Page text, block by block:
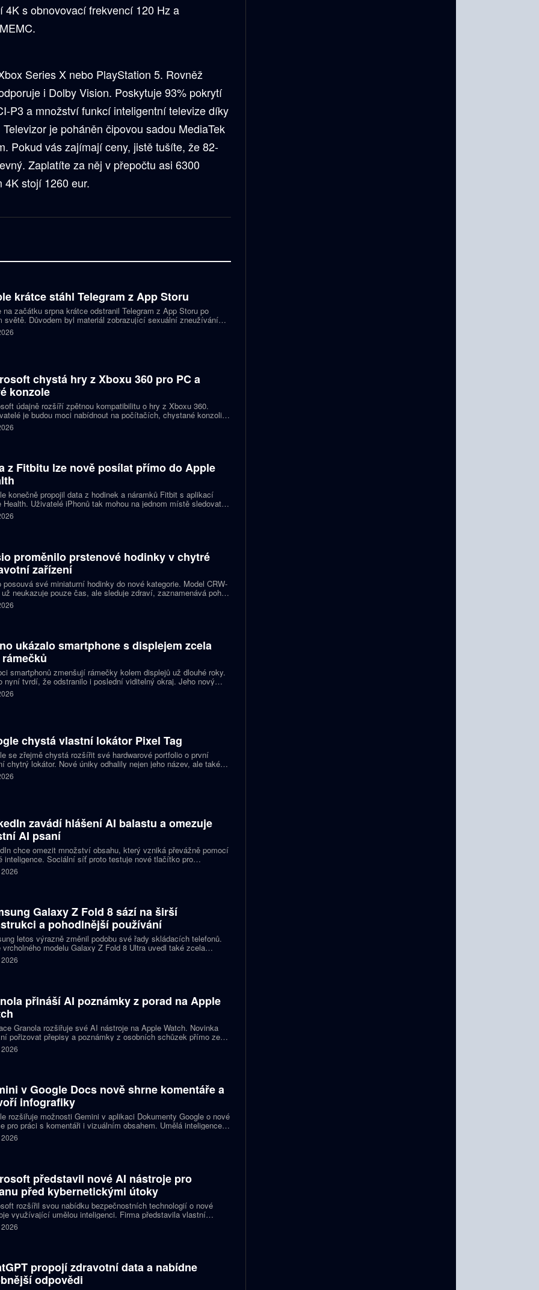
s obnovovací frekvencí 120 Hz a
Series X nebo PlayStation 5. Rovněž
i Dolby Vision. Poskytuje 93% pokrytí
P3 a množství funkcí inteligentní televize díky
je poháněn čipovou sadou MediaTek
Pokud vás zajímají ceny, jistě tušíte, že 82-
Zaplatíte za něj v přepočtu asi 6300
4K stojí 1260 eur.
krátce stáhl Telegram z App Storu
na začátku srpna krátce odstranil Telegram z App Storu po
světě. Důvodem byl materiál zobrazující sexuální zneužívání
podle firmy sdílel jeden uživatel. Telegram účet rychle
a aplikace se ještě během stejného dne do obchodu vrátila.
chystá hry z Xboxu 360 pro PC a
konzole
údajně rozšíří zpětnou kompatibilitu o hry z Xboxu 360.
je budou moci nabídnout na počítačích, chystané konzoli
Helix i přenosných zařízeních. První tituly by mohly dorazit
let 2027 a 2028.
z Fitbitu lze nově posílat přímo do Apple
konečně propojil data z hodinek a náramků Fitbit s aplikací
Health. Uživatelé iPhonů tak mohou na jednom místě sledovat
cvičení, spánek i zdravotní údaje. Novinka odstraňuje omezení,
bylo dosud nutné využívat pomocné aplikace nebo jiné
proměnilo prstenové hodinky v chytré
zařízení
posouvá své miniaturní hodinky do nové kategorie. Model CRW-
už neukazuje pouze čas, ale sleduje zdraví, zaznamenává pohyb
na dění v telefonu. Celokovový prsten tak spojuje digitální
šperk a chytré zařízení, které může uživatel nosit po celý den.
ukázalo smartphone s displejem zcela
rámečků
smartphonů zmenšují rámečky kolem displejů už dlouhé roky.
nyní tvrdí, že odstranilo i poslední viditelný okraj. Jeho nový
nabízí obrazovku s rámečkem širokým přesně nula milimetrů.
chystá vlastní lokátor Pixel Tag
se zřejmě chystá rozšířit své hardwarové portfolio o první
chytrý lokátor. Nové úniky odhalily nejen jeho název, ale také
zařízení a několik technických detailů. Pixel Tag má
v síti Find My Device a pomáhat s hledáním ztracených věcí
zavádí hlášení AI balastu a omezuje
AI psaní
chce omezit množství obsahu, který vzniká převážně pomocí
inteligence. Sociální síť proto testuje nové tlačítko pro
příspěvků, jež působí jako takzvaný AI balast. Zároveň
nástroje pro psaní textů a slibuje, že uživatelům nabídne
Galaxy Z Fold 8 sází na širší
a pohodlnější používání
letos výrazně změnil podobu své řady skládacích telefonů.
vrcholného modelu Galaxy Z Fold 8 Ultra uvedl také zcela
Galaxy Z Fold 8. Ten přichází s širší konstrukcí, novými
displejů a několika úpravami, které mají zpříjemnit
přináší AI poznámky z porad na Apple
Granola rozšiřuje své AI nástroje na Apple Watch. Novinka
pořizovat přepisy a poznámky z osobních schůzek přímo ze
aniž by uživatel musel vytahovat telefon nebo otevírat
Firma tím navazuje na své aplikace pro Mac a iPhone a
v Google Docs nově shrne komentáře a
infografiky
rozšiřuje možnosti Gemini v aplikaci Dokumenty Google o nové
pro práci s komentáři i vizuálním obsahem. Umělá inteligence
s orientací v dlouhých diskusích, navrhne odpovědi a dokáže
v dokumentu vytvářet obrázky, diagramy nebo infografiky.
představil nové AI nástroje pro
před kybernetickými útoky
rozšířil svou nabídku bezpečnostních technologií o nové
využívající umělou inteligenci. Firma představila vlastní
model MAI-Cyber-1 Flash i platformu Project Perception,
organizacím pomoci rychleji odhalovat zranitelnosti a
propojí zdravotní data a nabídne
odpovědi